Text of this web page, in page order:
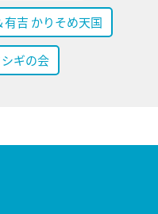
有吉 かりそめ天国
ギの会